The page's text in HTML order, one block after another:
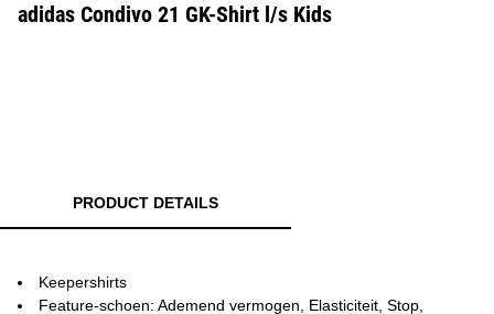
adidas Condivo 21 GK-Shirt l/s Kids
PRODUCT DETAILS
Keepershirts
Feature-schoen: Ademend vermogen, Elasticiteit, Stop,